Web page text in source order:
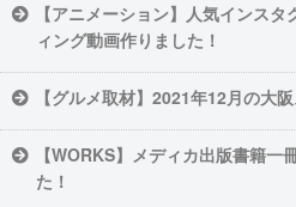
【アニメーション】人気インス
ィング動画作りました！
【グルメ取材】2021年12月の大
【WORKS】メディカ出版書籍一
た！